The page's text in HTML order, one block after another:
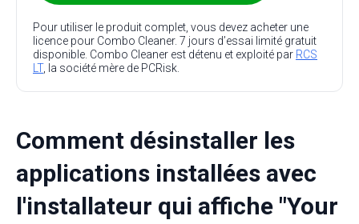
Pour utiliser le produit complet, vous devez acheter une
licence pour Combo Cleaner. 7 jours d’essai limité gratuit
disponible. Combo Cleaner est détenu et exploité par RCS
LT, la société mère de PCRisk.
Comment désinstaller les
applications installées avec
l'installateur qui affiche "Your